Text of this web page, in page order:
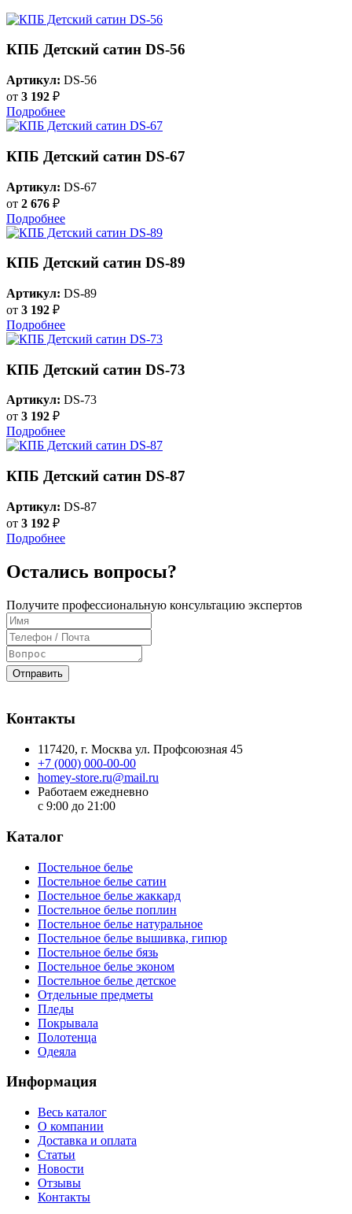
КПБ Детский сатин DS-56
Артикул: DS-56
от 3 192 ₽
Подробнее
КПБ Детский сатин DS-67
Артикул: DS-67
от 2 676 ₽
Подробнее
КПБ Детский сатин DS-89
Артикул: DS-89
от 3 192 ₽
Подробнее
КПБ Детский сатин DS-73
Артикул: DS-73
от 3 192 ₽
Подробнее
КПБ Детский сатин DS-87
Артикул: DS-87
от 3 192 ₽
Подробнее
Остались вопросы?
Получите профессиональную консультацию экспертов
Отправить
Контакты
117420, г. Москва ул. Профсоюзная 45
+7 (000) 000-00-00
homey-store.ru@mail.ru
Работаем ежедневно
с 9:00 до 21:00
Каталог
Постельное белье
Постельное белье сатин
Постельное белье жаккард
Постельное белье поплин
Постельное белье натуральное
Постельное белье вышивка, гипюр
Постельное белье бязь
Постельное белье эконом
Постельное белье детское
Отдельные предметы
Пледы
Покрывала
Полотенца
Одеяла
Информация
Весь каталог
О компании
Доставка и оплата
Статьи
Новости
Отзывы
Контакты